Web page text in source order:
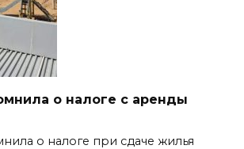
о налоге с аренды
о налоге при сдаче жилья